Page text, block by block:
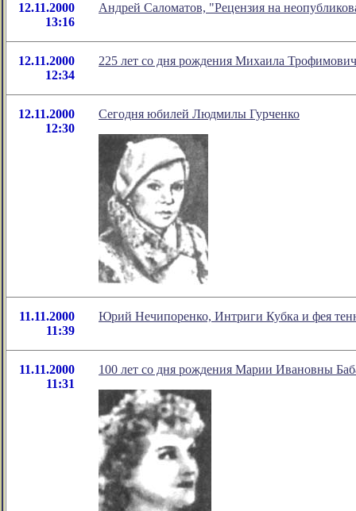
12.11.2000
13:16
Андрей Саломатов, "Рецензия на
12.11.2000
12:34
225 лет со дня рождения Михаила
12.11.2000
12:30
Сегодня юбилей Людмилы Гурченко
11.11.2000
11:39
Юрий Нечипоренко, Интриги Кубка и фея
11.11.2000
11:31
100 лет со дня рождения Марии Ивановны